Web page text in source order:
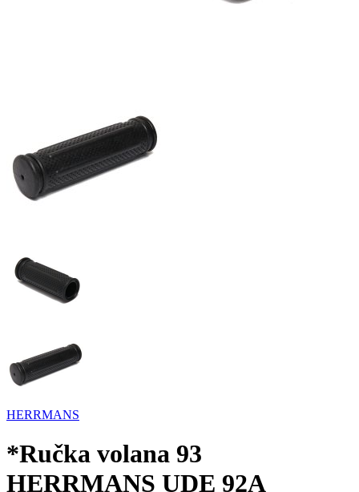
HERRMANS
*Ručka volana 93
HERRMANS UDE 92A